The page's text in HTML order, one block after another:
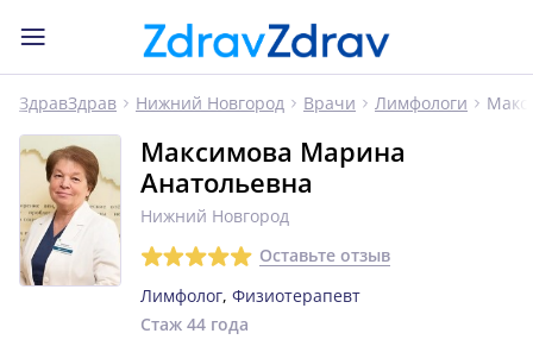
ЗдравЗдрав Нижний Новгород Врачи Лимфологи
Максимова Марина
Анатольевна
Нижний Новгород
Оставьте отзыв
Лимфолог, Физиотерапевт
Стаж 44 года